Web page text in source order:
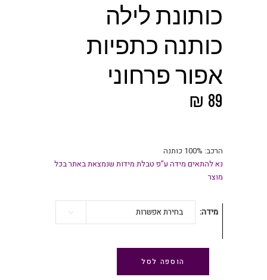
כותונת לילה
כותנה כתפיות
אפור פרחוני
₪ 89
הרכב: 100% כותנה
נא להתאים מידה ע"פ טבלת מידות שנמצאת באתר בכל
מוצר
מידה בחירת אפשרות
הוספה לסל